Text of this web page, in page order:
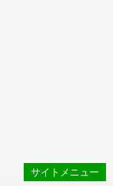
サイトメニュー